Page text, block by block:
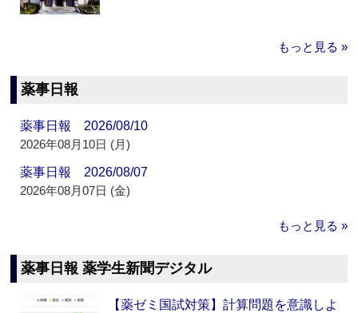
もっと見る »
薬事日報
薬事日報 2026/08/10
2026年08月10日 (月)
薬事日報 2026/08/07
2026年08月07日 (金)
もっと見る »
薬事日報 薬学生新聞デジタル
【薬ゼミ国試対策】計算問題を意識しよ